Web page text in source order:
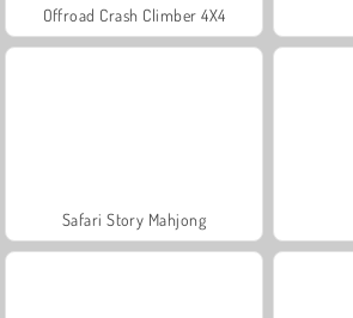
Offroad Crash Climber 4X4
Safari Story Mahjong